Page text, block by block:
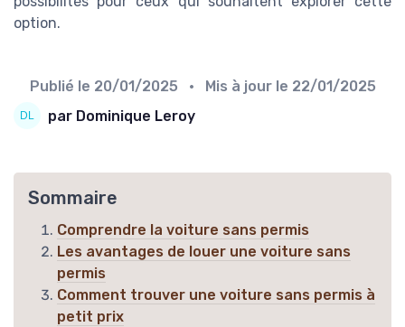
option.
Publié le 20/01/2025 • Mis à jour le 22/01/2025
par Dominique Leroy
Sommaire
Comprendre la voiture sans permis
Les avantages de louer une voiture sans
permis
Comment trouver une voiture sans permis à
petit prix